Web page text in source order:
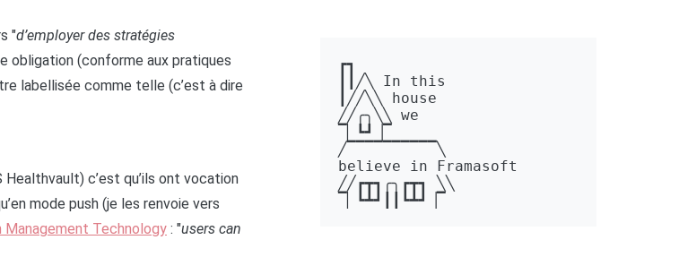
"d’employer des stratégies
obligation (conforme aux pratiques
labellisée comme telle (c’est à dire
c’est qu’ils ont vocation
mode push (je les renvoie vers
Management Technology : "users can
┏┓
┃┃╱╲ In this
┃╱╱╲╲ house
╱╱╭╮╲╲ we
▔▏┗┛▕▔
╱▔▔▔▔▔▔▔▔▔▔╲
believe in Framasoft
╱╱┏┳┓╭╮┏┳┓ ╲╲
▔▏┗┻┛┃┃┗┻┛▕▔